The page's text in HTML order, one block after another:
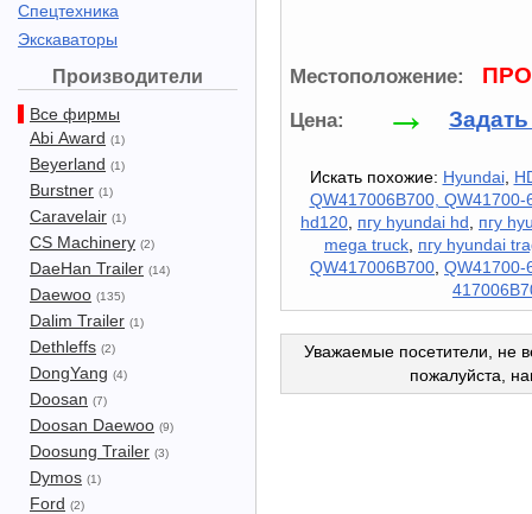
Спецтехника
Экскаваторы
Производители
Все фирмы
Abi Award (1)
Beyerland (1)
Burstner (1)
Caravelair (1)
CS Machinery (2)
DaeHan Trailer (14)
Daewoo (135)
Dalim Trailer (1)
Dethleffs (2)
DongYang (4)
Doosan (7)
Doosan Daewoo (9)
Doosung Trailer (3)
Dymos (1)
Ford (2)
Местоположение:
Цена: →
Искать похожие: Hyundai,
QW417006B700, QW41700-
hd120, пгу hyundai hd, пгу
mega truck, пгу hyundai
QW417006B700, QW41700-
Уважаемые посетители, не
пожалуйста,